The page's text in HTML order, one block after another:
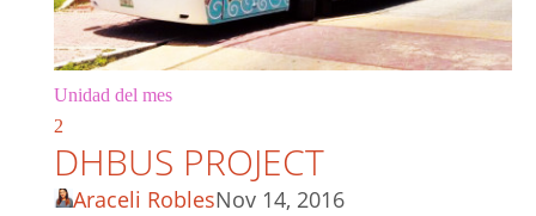
Unidad del mes
2
DHBUS PROJECT
Araceli RoblesNov 14, 2016